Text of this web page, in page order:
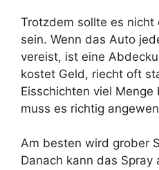
Trotzdem sollte es nicht
sein. Wenn das Auto
vereist, ist eine
kostet Geld, riecht oft
Eisschichten viel
muss es richtig
Am besten wird grober
Danach kann das Spray